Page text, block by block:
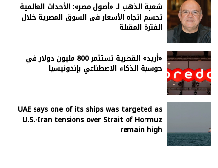
شعبة الذهب لـ «أصول مصر»: الأحداث العالمية
تحسم اتجاه الأسعار فى السوق المصرية خلال
الفترة المقبلة
«أريد» القطرية تستثمر 800 مليون دولار في
حوسبة الذكاء الاصطناعي بإندونيسيا
UAE says one of its ships was targeted as
U.S.-Iran tensions over Strait of Hormuz
remain high